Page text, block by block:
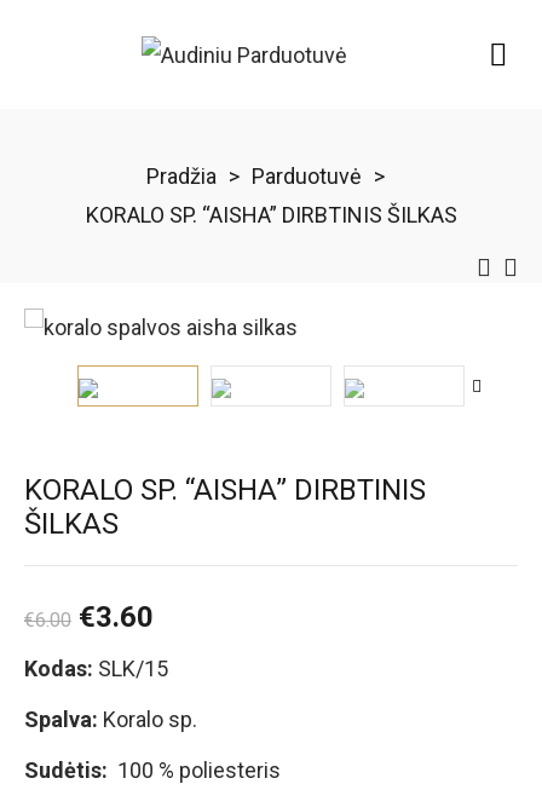
Pradžia > Parduotuvė >
KORALO SP. “AISHA” DIRBTINIS ŠILKAS
KORALO SP. “AISHA” DIRBTINIS
ŠILKAS
€6.00 €3.60
Kodas: SLK/15
Spalva: Koralo sp.
Sudėtis: 100 % poliesteris